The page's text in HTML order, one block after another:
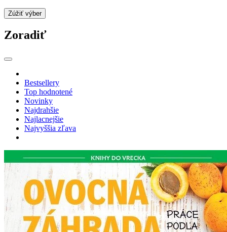
Zúžiť výber
Zoradiť
Bestsellery
Top hodnotené
Novinky
Najdrahšie
Najlacnejšie
Najvyššia zľava